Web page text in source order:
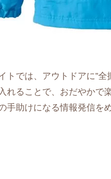
トでは、アウトドアに”全
れることで、おだやかで
手助けになる情報発信を